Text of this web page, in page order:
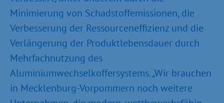
Minimierung von Schadstoffemissionen, die
Verbesserung der Ressourceneffizienz und die
Verlängerung der Produktlebensdauer durch
Mehrfachnutzung des
Aluminiumwechselkoffersystems. „Wir brauchen
in Mecklenburg-Vorpommern noch weitere